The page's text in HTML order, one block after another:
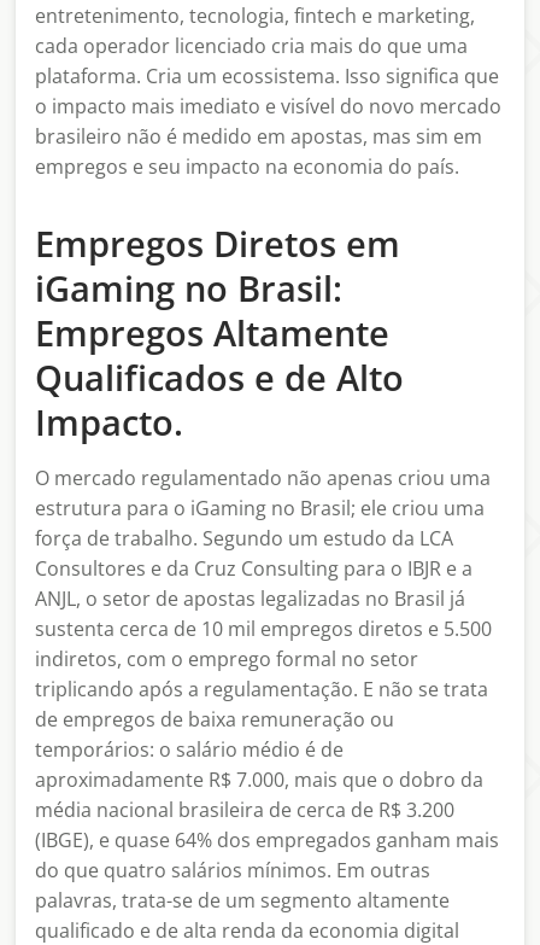
entretenimento, tecnologia, fintech e marketing,
cada operador licenciado cria mais do que uma
plataforma. Cria um ecossistema. Isso significa que
o impacto mais imediato e visível do novo mercado
brasileiro não é medido em apostas, mas sim em
empregos e seu impacto na economia do país.
Empregos Diretos em
iGaming no Brasil:
Empregos Altamente
Qualificados e de Alto
Impacto.
O mercado regulamentado não apenas criou uma
estrutura para o iGaming no Brasil; ele criou uma
força de trabalho. Segundo um estudo da LCA
Consultores e da Cruz Consulting para o IBJR e a
ANJL, o setor de apostas legalizadas no Brasil já
sustenta cerca de 10 mil empregos diretos e 5.500
indiretos, com o emprego formal no setor
triplicando após a regulamentação. E não se trata
de empregos de baixa remuneração ou
temporários: o salário médio é de
aproximadamente R$ 7.000, mais que o dobro da
média nacional brasileira de cerca de R$ 3.200
(IBGE), e quase 64% dos empregados ganham mais
do que quatro salários mínimos. Em outras
palavras, trata-se de um segmento altamente
qualificado e de alta renda da economia digital